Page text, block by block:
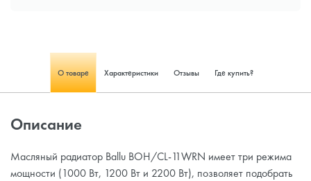
О товаре Характеристики Отзывы Где купить?
Описание
Масляный радиатор Ballu BOH/CL-11WRN имеет три режима
мощности (1000 Вт, 1200 Вт и 2200 Вт), позволяет подобрать